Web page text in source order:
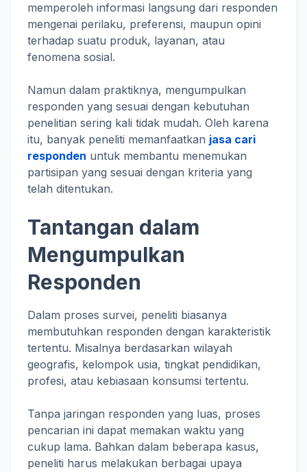
memperoleh informasi langsung dari responden
mengenai perilaku, preferensi, maupun opini
terhadap suatu produk, layanan, atau
fenomena sosial.
Namun dalam praktiknya, mengumpulkan
responden yang sesuai dengan kebutuhan
penelitian sering kali tidak mudah. Oleh karena
itu, banyak peneliti memanfaatkan jasa cari
responden untuk membantu menemukan
partisipan yang sesuai dengan kriteria yang
telah ditentukan.
Tantangan dalam
Mengumpulkan
Responden
Dalam proses survei, peneliti biasanya
membutuhkan responden dengan karakteristik
tertentu. Misalnya berdasarkan wilayah
geografis, kelompok usia, tingkat pendidikan,
profesi, atau kebiasaan konsumsi tertentu.
Tanpa jaringan responden yang luas, proses
pencarian ini dapat memakan waktu yang
cukup lama. Bahkan dalam beberapa kasus,
peneliti harus melakukan berbagai upaya